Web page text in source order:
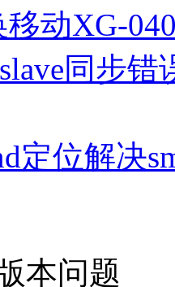
动XG-
同步错
定位解决
本问题